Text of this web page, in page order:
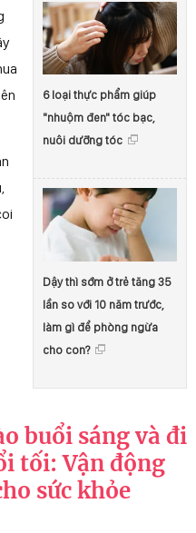
6 loại thực phẩm giúp
"nhuộm đen" tóc bạc,
nuôi dưỡng tóc
Dậy thì sớm ở trẻ tăng 35
lần so với 10 năm trước,
làm gì để phòng ngừa
cho con?
buổi sáng và đi
tối: Vận động
sức khỏe